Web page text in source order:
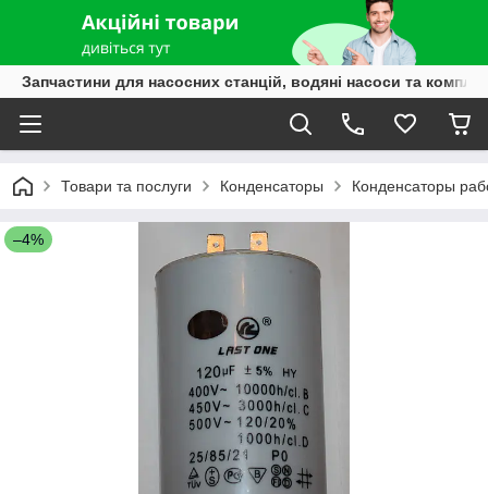
Запчастини для насосних станцій, водяні насоси та
Товари та послуги Конденсаторы Конденсаторы
–4%